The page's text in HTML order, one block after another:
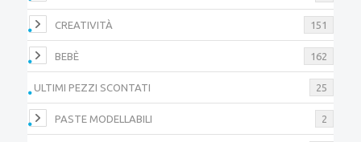
CREATIVITÀ 151
BEBÈ 162
ULTIMI PEZZI SCONTATI 25
PASTE MODELLABILI 2